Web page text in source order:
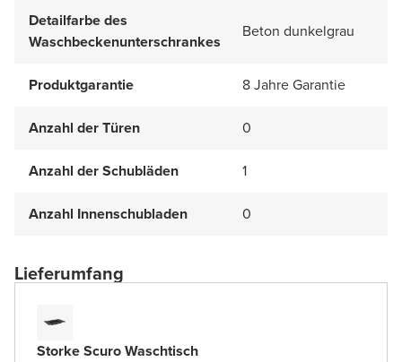
Detailfarbe des
Waschbeckenunterschrankes
Beton dunkelgrau
Produktgarantie 8 Jahre Garantie
Anzahl der Türen 0
Anzahl der Schubläden 1
Anzahl Innenschubladen 0
Lieferumfang
Storke Scuro Waschtisch